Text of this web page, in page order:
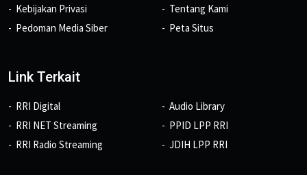
Kebijakan Privasi
Pedoman Media Siber
Tentang Kami
Peta Situs
Link Terkait
RRI Digital
RRI NET Streaming
RRI Radio Streaming
Audio Library
PPID LPP RRI
JDIH LPP RRI